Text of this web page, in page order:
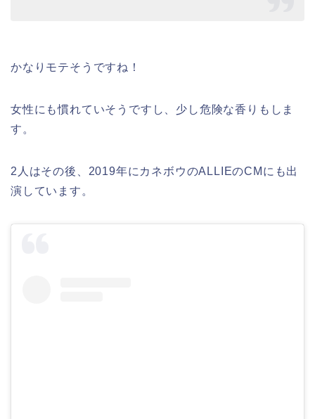
かなりモテそうですね！
女性にも慣れていそうですし、少し危険な香りもしま
す。
2人はその後、2019年にカネボウのALLIEのCMにも出
演しています。